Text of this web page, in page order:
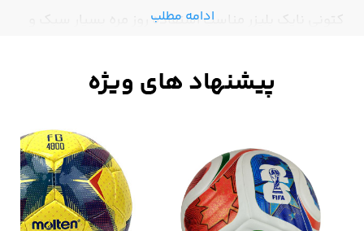
کتونی نایک بلیزر مناسب استفاده روز مره بسیار سبک و
ادامه مطلب